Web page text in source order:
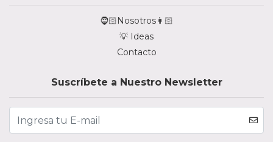
🧔🏻Nosotros👩🏻
💡 Ideas
Contacto
Suscríbete a Nuestro Newsletter